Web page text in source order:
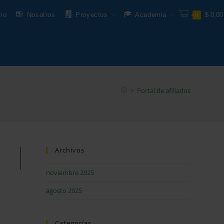
Nosotros Proyectos Academia 0 $ 0,00
> Portal de afiliados
Archivos
noviembre 2025
agosto 2025